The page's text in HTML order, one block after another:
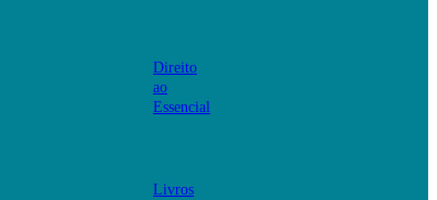
Direito
ao
Essencial
Livros